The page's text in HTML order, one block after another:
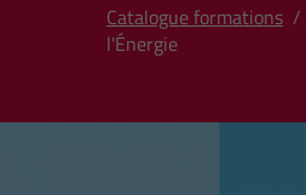
Catalogue formations/
l'Énergie